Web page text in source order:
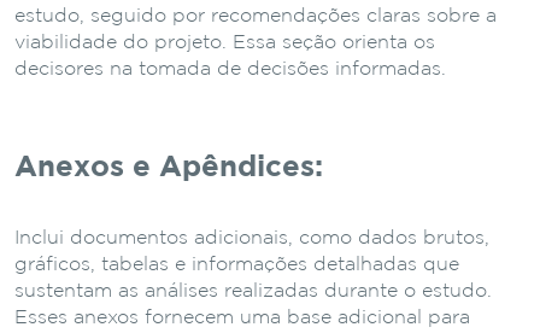
estudo, seguido por recomendações claras sobre a
viabilidade do projeto. Essa seção orienta os
decisores na tomada de decisões informadas.
Anexos e Apêndices:
Inclui documentos adicionais, como dados brutos,
gráficos, tabelas e informações detalhadas que
sustentam as análises realizadas durante o estudo.
Esses anexos fornecem uma base adicional para